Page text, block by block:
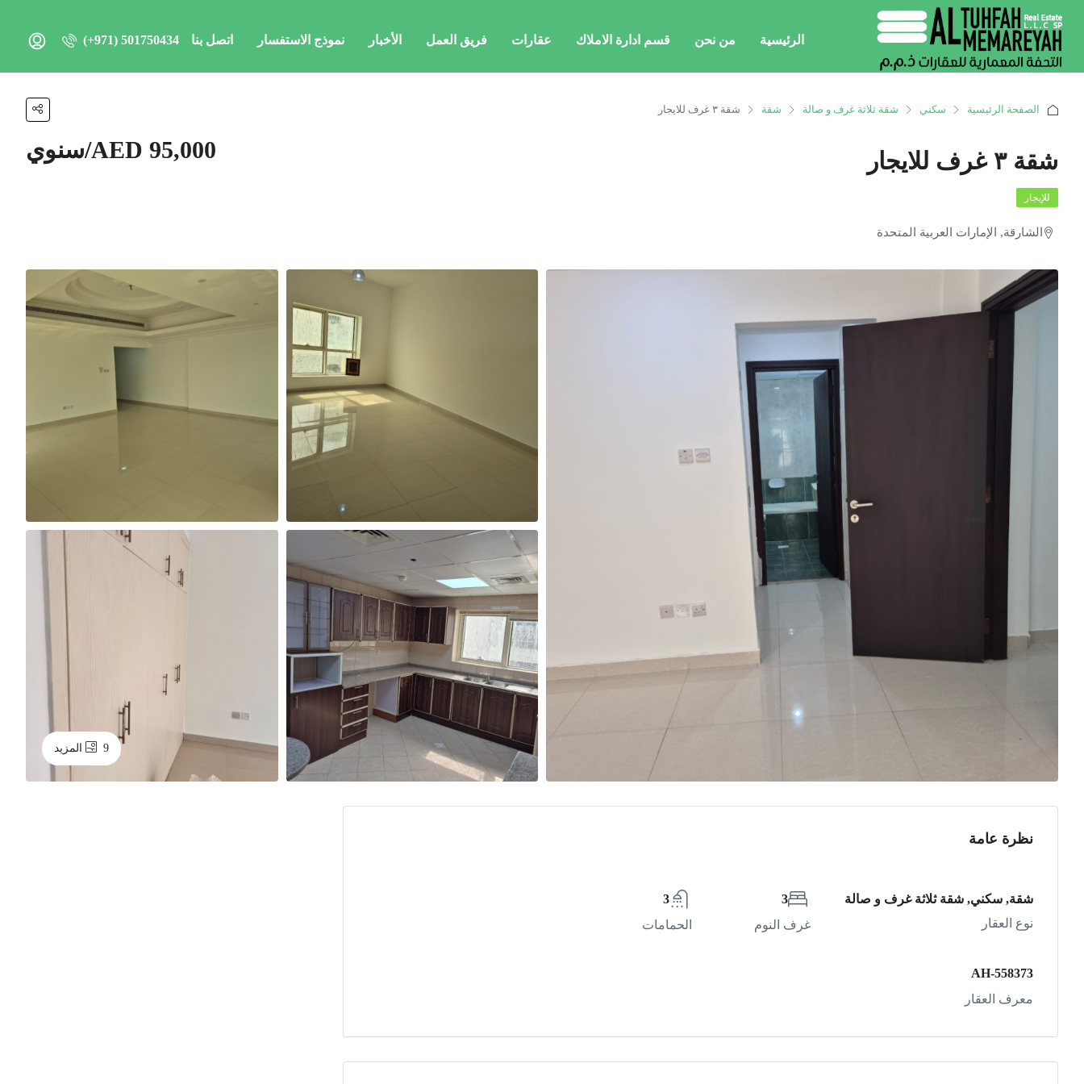
الرئيسية من نحن قسم ادارة الاملاك عقارات فريق العمل الأخبار نموذج الاستفسار اتصل بنا (+971) 501750434
الصفحة الرئيسية سكني شقة ثلاثة غرف و صالة شقة شقة ٣ غرف للايجار
شقة ٣ غرف للايجار AED 95,000/سنوي
للإيجار
الشارقة, الإمارات العربية المتحدة
9 المزيد
نظرة عامة
شقة, سكني, شقة ثلاثة غرف و صالة
نوع العقار
3
غرف النوم
3
الحمامات
AH-558373
معرف العقار